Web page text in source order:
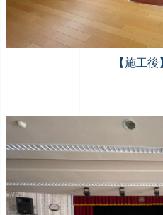
【施工